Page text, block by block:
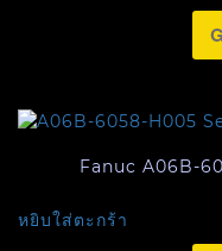
Fanuc A06B-
หยิบใส่ตะกร้า